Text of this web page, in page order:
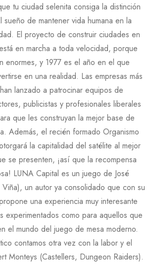
tu ciudad selenita consiga la distinción
de mantener vida humana en la
El proyecto de construir ciudades en
en marcha a toda velocidad, porque
enormes, y 1977 es el año en el que
en una realidad. Las empresas más
lanzado a patrocinar equipos de
publicistas y profesionales liberales
que les construyan la mejor base de
Además, el recién formado Organismo
la capitalidad del satélite al mejor
se presenten, ¡así que la recompensa
LUNA Capital es un juego de José
Viña), un autor ya consolidado que con su
una experiencia muy interesante
experimentados como para aquellos que
el mundo del juego de mesa moderno.
contamos otra vez con la labor y el
Monteys (Castellers, Dungeon Raiders).